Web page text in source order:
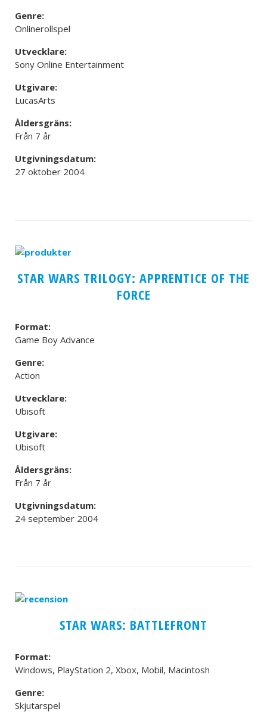
Genre:
Onlinerollspel
Utvecklare:
Sony Online Entertainment
Utgivare:
LucasArts
Åldersgräns:
Från 7 år
Utgivningsdatum:
27 oktober 2004
STAR WARS TRILOGY: APPRENTICE OF THE
FORCE
Format:
Game Boy Advance
Genre:
Action
Utvecklare:
Ubisoft
Utgivare:
Ubisoft
Åldersgräns:
Från 7 år
Utgivningsdatum:
24 september 2004
STAR WARS: BATTLEFRONT
Format:
Windows, PlayStation 2, Xbox, Mobil, Macintosh
Genre:
Skjutarspel